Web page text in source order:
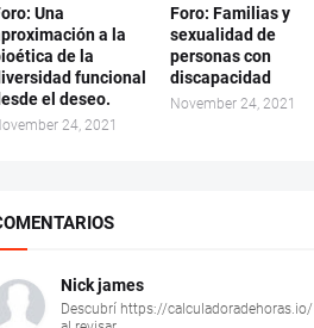
Una
a la
de la
funcional
el deseo.
24, 2021
Foro: Familias y
sexualidad de
personas con
discapacidad
November 24, 2021
Nick james
Descubrí https://calculadoradehoras.io/